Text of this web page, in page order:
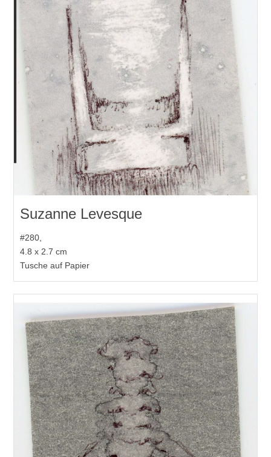
Suzanne Levesque
#280,
4.8 x 2.7 cm
Tusche auf Papier